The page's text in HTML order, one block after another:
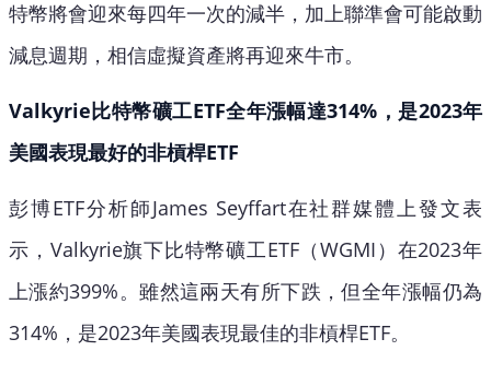
特幣將會迎來每四年一次的減半，加上聯準會可能啟動
減息週期，相信虛擬資產將再迎來牛市。
Valkyrie比特幣礦工ETF全年漲幅達314%，是2023年
美國表現最好的非槓桿ETF
彭博ETF分析師James Seyffart在社群媒體上發文表
示，Valkyrie旗下比特幣礦工ETF（WGMI）在2023年
上漲約399%。雖然這兩天有所下跌，但全年漲幅仍為
314%，是2023年美國表現最佳的非槓桿ETF。